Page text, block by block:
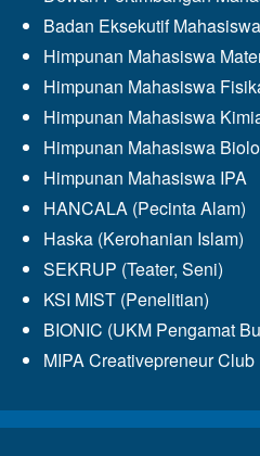
Badan Eksekutif Mahasiswa
Himpunan Mahasiswa
Himpunan Mahasiswa
Himpunan Mahasiswa
Himpunan Mahasiswa
Himpunan Mahasiswa IPA
HANCALA (Pecinta Alam)
Haska (Kerohanian Islam)
SEKRUP (Teater, Seni)
KSI MIST (Penelitian)
BIONIC (UKM Pengamat
MIPA Creativepreneur Club